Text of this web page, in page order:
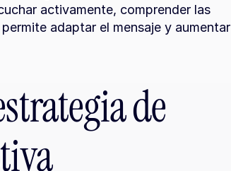
activamente, comprender las
adaptar el mensaje y aumentar
de